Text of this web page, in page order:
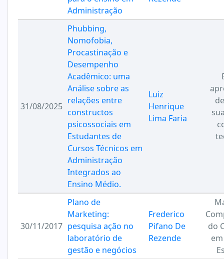
Administração
31/08/2025
Phubbing,
Nomofobia,
Procastinação e
Desempenho
Acadêmico: uma
Análise sobre as
relações entre
constructos
psicossociais em
Estudantes de
Cursos Técnicos em
Administração
Integrados ao
Ensino Médio.
Luiz
Henrique
Lima Faria
30/11/2017
Plano de
Marketing:
pesquisa ação no
laboratório de
gestão e negócios
Frederico
Pifano De
Rezende
do